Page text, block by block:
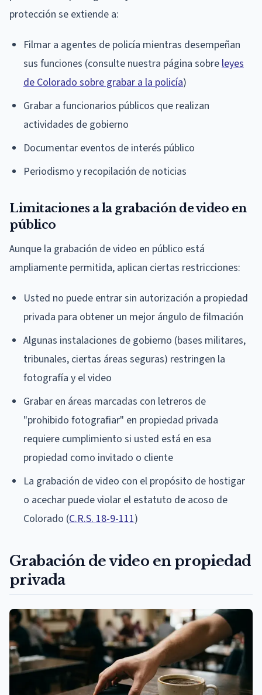
protección se extiende a:
Filmar a agentes de policía mientras desempeñan
sus funciones (consulte nuestra página sobre leyes
de Colorado sobre grabar a la policía)
Grabar a funcionarios públicos que realizan
actividades de gobierno
Documentar eventos de interés público
Periodismo y recopilación de noticias
Limitaciones a la grabación de video en
público
Aunque la grabación de video en público está
ampliamente permitida, aplican ciertas restricciones:
Usted no puede entrar sin autorización a propiedad
privada para obtener un mejor ángulo de filmación
Algunas instalaciones de gobierno (bases militares,
tribunales, ciertas áreas seguras) restringen la
fotografía y el video
Grabar en áreas marcadas con letreros de
"prohibido fotografiar" en propiedad privada
requiere cumplimiento si usted está en esa
propiedad como invitado o cliente
La grabación de video con el propósito de hostigar
o acechar puede violar el estatuto de acoso de
Colorado (C.R.S. 18-9-111)
Grabación de video en propiedad
privada